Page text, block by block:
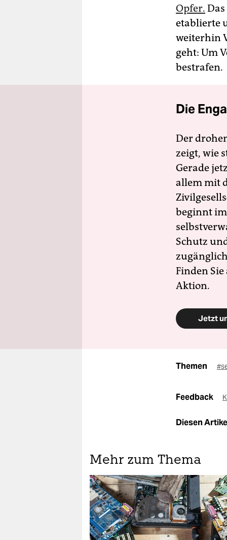
Opfer.
etablierte
weiterhin
geht: Um
bestrafen.
Die
Der
zeigt, wie
Gerade
allem mit
beginnt
Schutz
Finden
Aktion.
Jetzt
Themen
Feedback
Diesen
Mehr zum Thema